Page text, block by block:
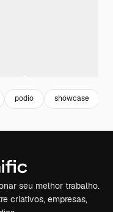
podio showcase
seu melhor trabalho.
criativos, empresas,